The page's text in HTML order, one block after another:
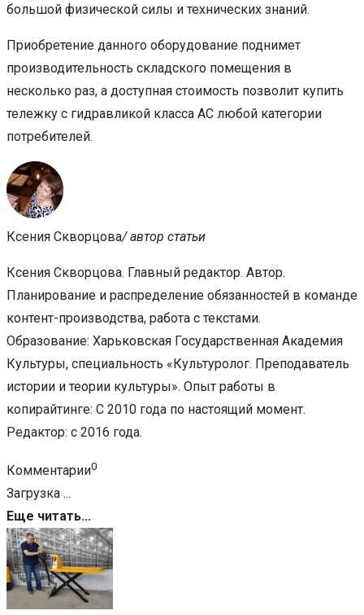
большой физической силы и технических знаний.
Приобретение данного оборудование поднимет
производительность складского помещения в
несколько раз, а доступная стоимость позволит купить
тележку с гидравликой класса АС любой категории
потребителей.
Ксения Скворцова/ автор статьи
Ксения Скворцова. Главный редактор. Автор.
Планирование и распределение обязанностей в команде
контент-производства, работа с текстами.
Образование: Харьковская Государственная Академия
Культуры, специальность «Культуролог. Преподаватель
истории и теории культуры». Опыт работы в
копирайтинге: С 2010 года по настоящий момент.
Редактор: с 2016 года.
Комментарии0
Загрузка ...
Еще читать...